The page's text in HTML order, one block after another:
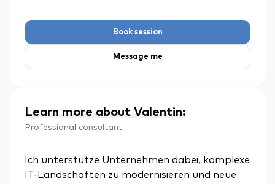
Book session
Message me
Learn more about Valentin:
Professional consultant
Ich unterstütze Unternehmen dabei, komplexe
IT-Landschaften zu modernisieren und neue